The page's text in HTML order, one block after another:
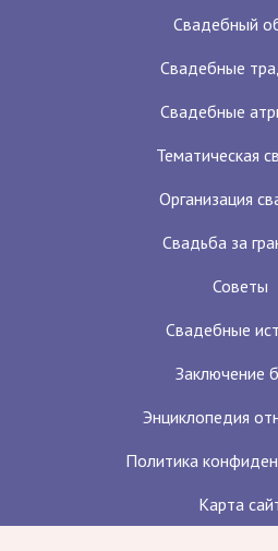
Свадебный
Свадебные
Свадебные
Тематическая
Организация
Свадьба за
Советы
Свадебные
Заключение
Энциклопедия
Политика
Карта